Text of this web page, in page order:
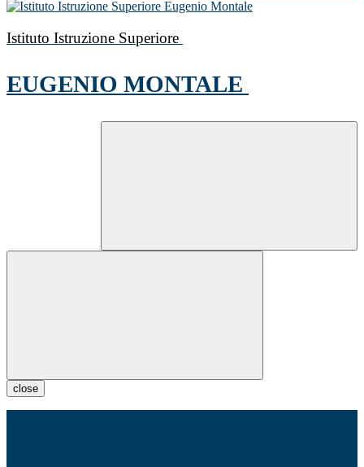
Istituto Istruzione Superiore
EUGENIO MONTALE
close